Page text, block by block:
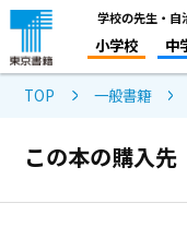
学校の先生・自
小学校 中
TOP 一般書籍
この本の購入先